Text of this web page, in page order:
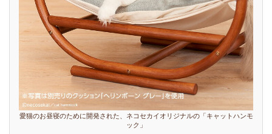
愛猫のお昼寝のために開発された、ネコセカイオリジナルの「キャットハンモ
ック」